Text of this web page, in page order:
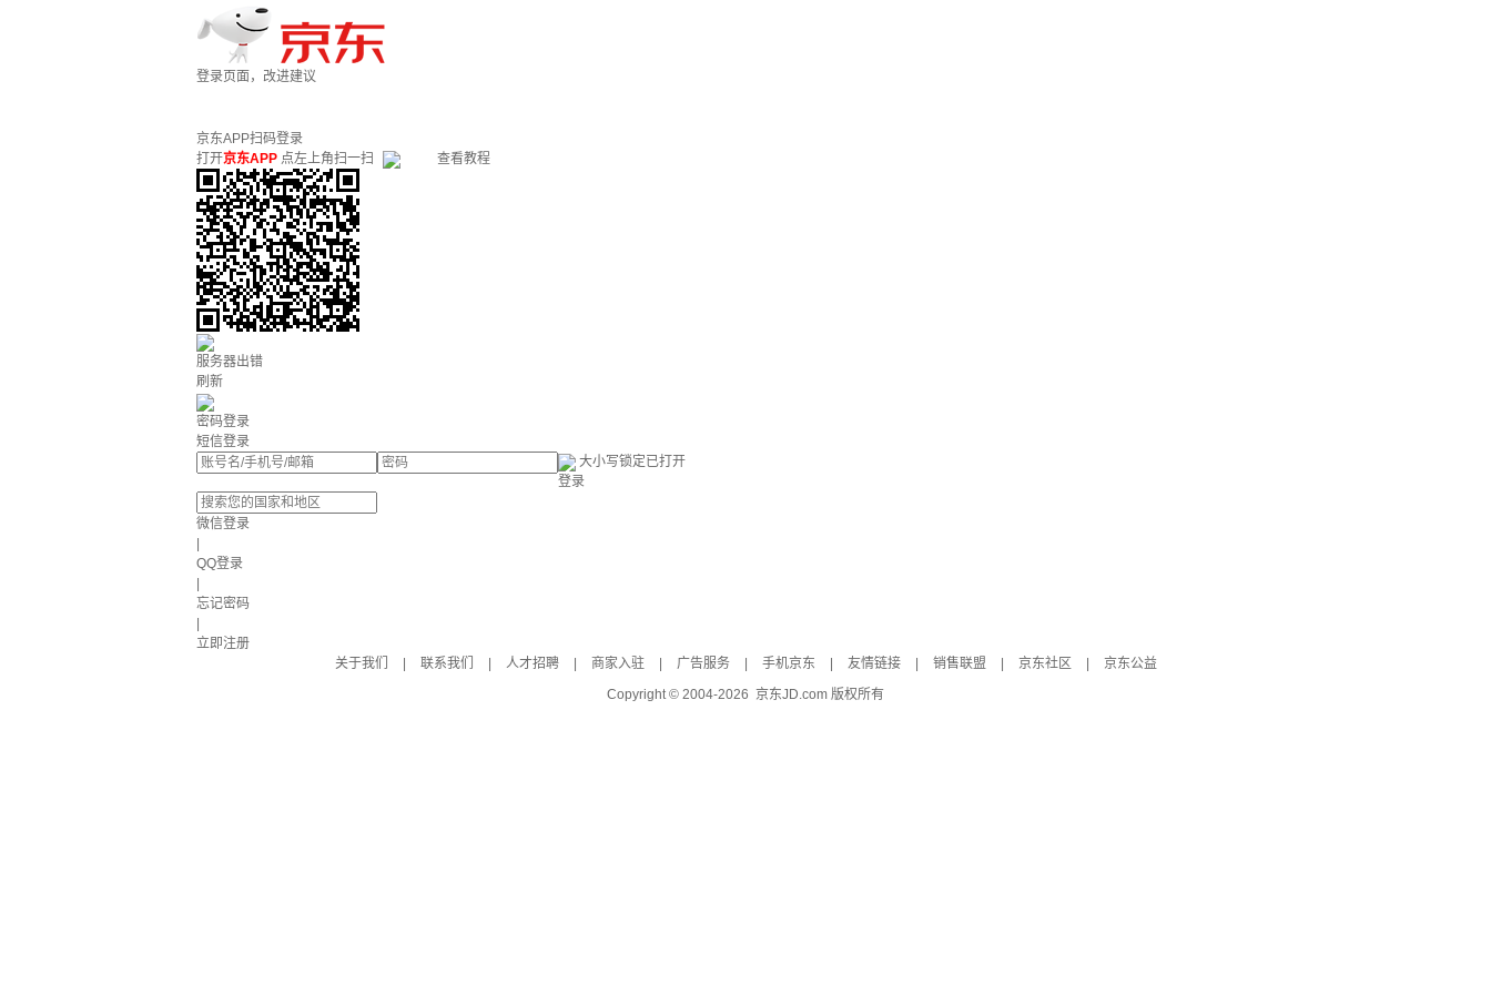
登录页面，改进建议
京东APP扫码登录
打开京东APP 点左上角扫一扫 查看教程
服务器出错
刷新
密码登录
短信登录
大小写锁定已打开
登录
微信登录
QQ登录
忘记密码
立即注册
关于我们
联系我们 人才招聘 商家入驻 广告服务 手机京东 友情链接 销售联盟 京东社区
京东公益
Copyright © 2004-2026 京东JD.com 版权所有